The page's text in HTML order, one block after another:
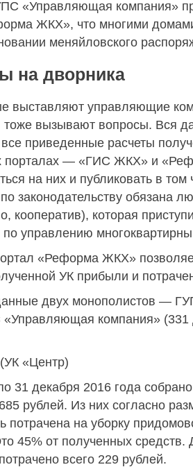
«Управляющая компания»
ЖКХ», что многими
меняйловского
на дворника
выставляют управляющие
тоже вызывают вопросы. Вся
приведенные расчеты
порталах — «ГИС ЖКХ» и
на них и публиковать в том
законодательству обязана
кооператив), которая
по управлению
«Реформа ЖКХ»
УК прибыли и
двух монополистов —
компания» (331
«Центр)
31 декабря 2016 года
рублей. Из них согласно
потрачена на уборку
45% от полученных средств.
всего 229 рублей.